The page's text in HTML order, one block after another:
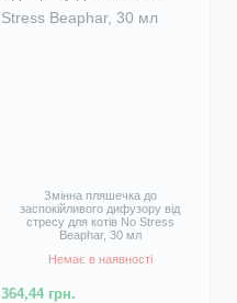
Змінна пляшечка до
заспокійливого дифузору від
стресу для котів No Stress
Beaphar, 30 мл
Немає в наявності
364,44 грн.